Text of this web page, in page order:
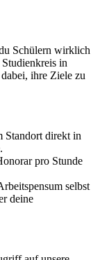
Schülern wirklich
in
ihre Ziele zu
Standort direkt in
pro Stunde
selbst
deine